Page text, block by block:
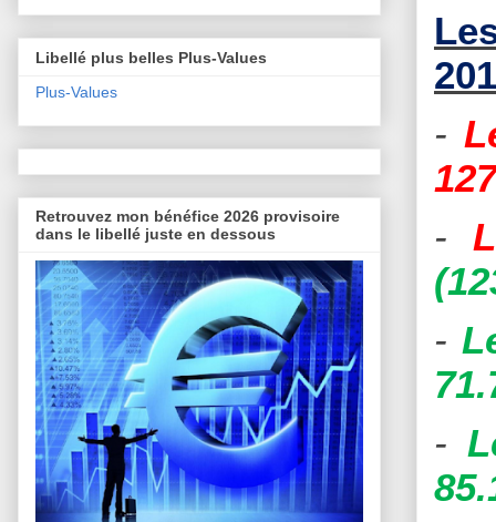
-
-
-
-
Libellé plus belles Plus-Values
Plus-Values
Retrouvez mon bénéfice 2026 provisoire
dans le libellé juste en dessous